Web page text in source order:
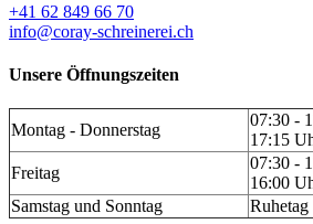
+41 62 849 66 70
info@coray-schreinerei.ch
Unsere Öffnungszeiten
Montag - Donnerstag
07:30 -
17:15
Freitag
07:30 -
16:00
Samstag und Sonntag
Ruhetag